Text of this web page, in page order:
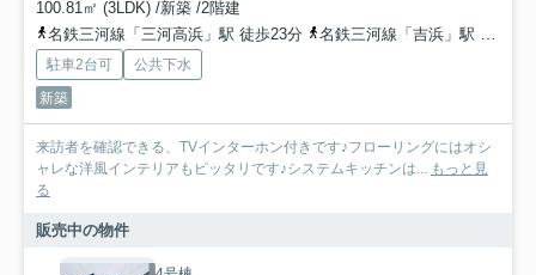
100.81㎡ (3LDK) /新築 /2階建
名鉄三河線「三河高浜」駅 徒歩23分
名鉄三河線「吉浜」駅 徒歩32分
駐車2台可
公共下水
新築
来訪者を確認できる、TVインターホン付きです♪フローリングにはオシ
ャレな洋風インテリアもピッタリです♪システムキッチンは... もっと見
る
販売中の物件